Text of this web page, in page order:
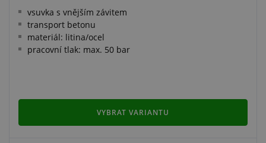
vsuvka s vnějším závitem
transport betonu
materiál: litina/ocel
pracovní tlak: max. 50 bar
VYBRAT VARIANTU